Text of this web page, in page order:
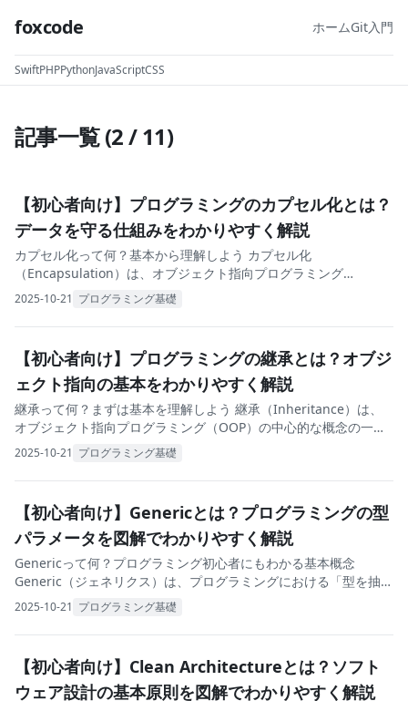
foxcode ホームGit入門
SwiftPHPPythonJavaScriptCSS
記事一覧 (2/11)
【初心者向け】プログラミングのカプセル化とは？
データを守る仕組みをわかりやすく解説
カプセル化って何？基本から理解しよう カプセル化
（Encapsulation）は、オブジェクト指向プログラミング
（OOP）の三大要素の一つです。 一言で言うと 「データとそのデ
ータを操作する処理をひとまとめにして、外部か
2025-10-21 プログラミング基礎
【初心者向け】プログラミングの継承とは？オブジ
ェクト指向の基本をわかりやすく解説
継承って何？まずは基本を理解しよう 継承（Inheritance）は、
オブジェクト指向プログラミング（OOP）の中心的な概念の一つ
です。 一言で言うと 「既にあるクラスの機能や性質を引き継い
で、新しいクラスを作る仕組み」
2025-10-21 プログラミング基礎
【初心者向け】Genericとは？プログラミングの型
パラメータを図解でわかりやすく解説
Genericって何？プログラミング初心者にもわかる基本概念
Generic（ジェネリクス）は、プログラミングにおける「型を抽象
化する仕組み」です。日本語では「総称型」とも呼ばれます。 一
言で言うと 「いろいろな型のデー
2025-10-21 プログラミング基礎
【初心者向け】Clean Architectureとは？ソフト
ウェア設計の基本原則を図解でわかりやすく解説